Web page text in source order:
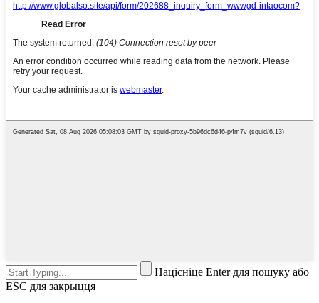
Націсніце Enter для пошуку або
ESC для закрыцця